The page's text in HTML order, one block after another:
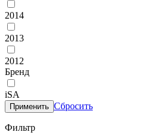
2014
2013
2012
Бренд
iSA
Применить Сбросить
Фильтр